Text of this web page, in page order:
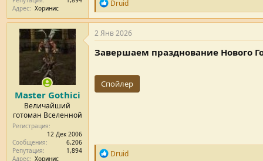
Адрес
Хоринис
е
п
у
т
а
ц
и
:
Druid
Master Gothici
Величайший
готоман Вселенной
Регистрация
12 Дек 2006
Сообщения
6,206
Репутация
1,894
Адрес
Хоринис
2 Янв 2026
Завершаем празднование Нового
Спойлер
Р
Druid